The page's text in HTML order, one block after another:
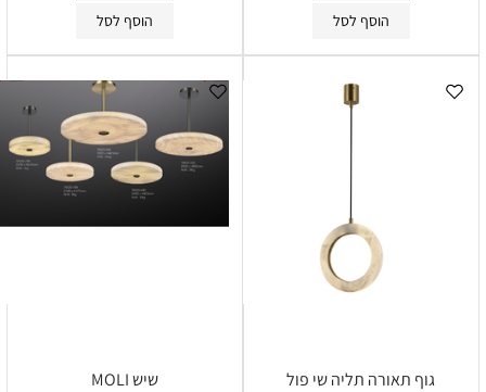
הוסף לסל
הוסף לסל
גוף תאורה תליה שי פול שיש MOLI